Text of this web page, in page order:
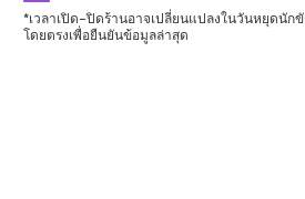
*เวลาเปิด–ปิดร้านอาจเปลี่ยนแปลงในวันหยุดนั
โดยตรงเพื่อยืนยันข้อมูลล่าสุด